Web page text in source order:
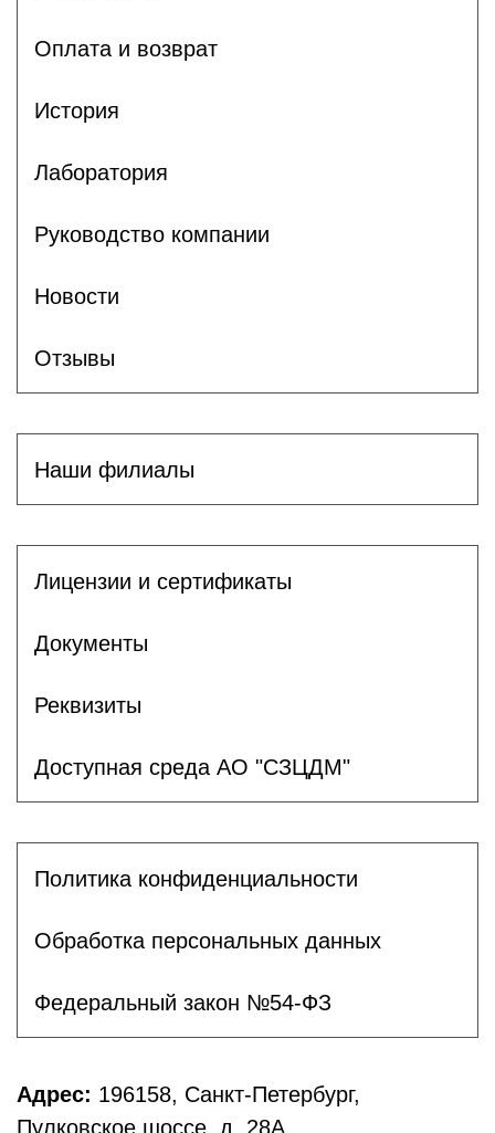
Оплата и возврат
История
Лаборатория
Руководство компании
Новости
Отзывы
Наши филиалы
Лицензии и сертификаты
Документы
Реквизиты
Доступная среда АО "СЗЦДМ"
Политика конфиденциальности
Обработка персональных данных
Федеральный закон №54-ФЗ
Адрес: 196158, Санкт-Петербург,
Пулковское шоссе, д. 28А